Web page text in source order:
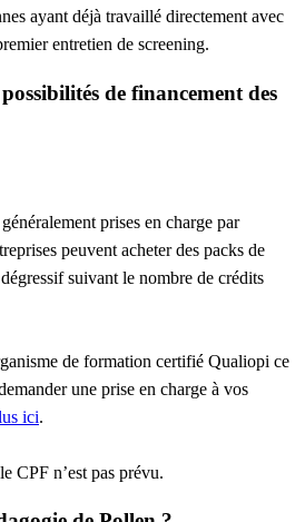
ayant déjà travaillé directement avec
entretien de screening.
de financement des
prises en charge par
peuvent acheter des packs de
suivant le nombre de crédits
de formation certifié Qualiopi ce
une prise en charge à vos
ici.
CPF n’est pas prévu.